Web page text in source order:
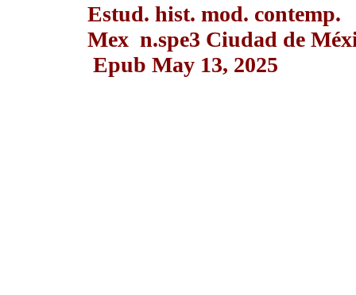
Estud. hist. mod. contemp.
Mex n.spe3 Ciudad de
Epub May 13, 2025